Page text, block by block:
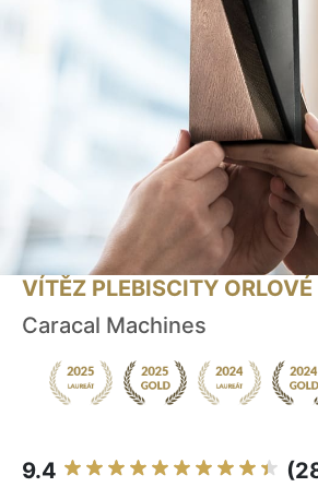
VÍTĚZ PLEBISCITY ORLOVÉ
Caracal Machines
9.4